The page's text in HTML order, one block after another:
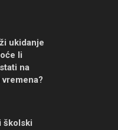
ukidanje
li
na
školski